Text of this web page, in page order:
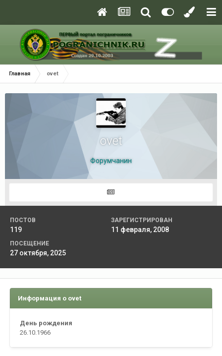
Главная ovet
ovet
Форумчанин
ПОСТОВ
119
ЗАРЕГИСТРИРОВАН
11 февраля, 2008
ПОСЕЩЕНИЕ
27 октября, 2025
Информация о ovet
День рождения
26.10.1966